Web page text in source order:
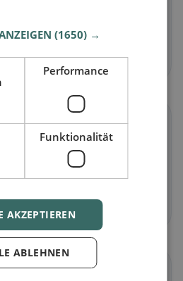
vegane Küche
vegetarische Klassiker
(1650) →
Performance
Funktionalität
AKZEPTIEREN
ABLEHNEN